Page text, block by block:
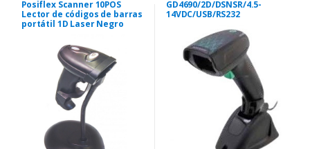
Posiflex Scanner 10POS
Lector de códigos de barras
portátil 1D Laser Negro
GD4690/2D/DSNSR/4.5-
14VDC/USB/RS232